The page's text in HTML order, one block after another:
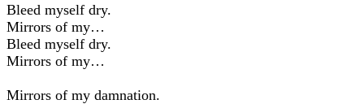
Bleed myself dry.
Mirrors of my…
Bleed myself dry.
Mirrors of my…
Mirrors of my damnation.